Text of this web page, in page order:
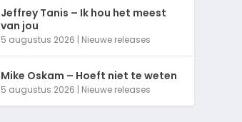
Jeffrey Tanis – Ik hou het meest
van jou
5 augustus 2026 | Nieuwe releases
Mike Oskam – Hoeft niet te weten
5 augustus 2026 | Nieuwe releases